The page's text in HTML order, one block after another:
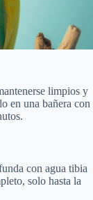
limpios y
en una bañera con
con agua tibia
solo hasta la